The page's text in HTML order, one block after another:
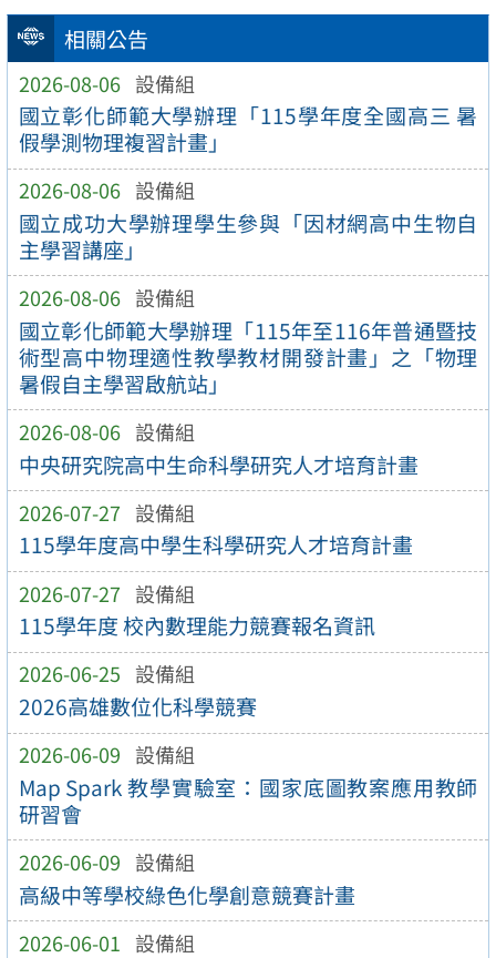
相關公告
2026-08-06 設備組
國立彰化師範大學辦理「115學年度全國高三 暑
假學測物理複習計畫」
2026-08-06 設備組
國立成功大學辦理學生參與「因材網高中生物自
主學習講座」
2026-08-06 設備組
國立彰化師範大學辦理「115年至116年普通暨技
術型高中物理適性教學教材開發計畫」之「物理
暑假自主學習啟航站」
2026-08-06 設備組
中央研究院高中生命科學研究人才培育計畫
2026-07-27 設備組
115學年度高中學生科學研究人才培育計畫
2026-07-27 設備組
115學年度 校內數理能力競賽報名資訊
2026-06-25 設備組
2026高雄數位化科學競賽
2026-06-09 設備組
Map Spark 教學實驗室：國家底圖教案應用教師
研習會
2026-06-09 設備組
高級中等學校綠色化學創意競賽計畫
2026-06-01 設備組